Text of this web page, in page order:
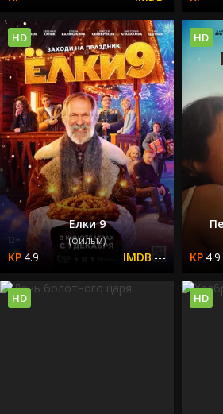
Елки 9
(фильм)
4.9 ---
HD
4.9
HD
HD HD